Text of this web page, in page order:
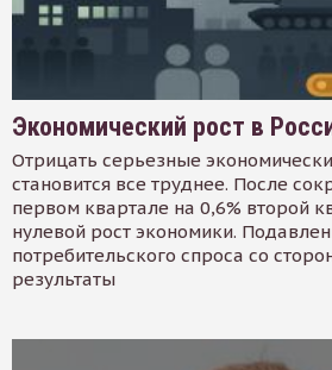
Экономический рост в
Отрицать серьезные
становится все труднее. После
первом квартале на 0,6% второй
нулевой рост экономики.
потребительского спроса со
результаты